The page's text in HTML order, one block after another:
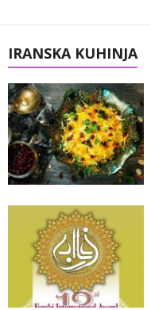
IRANSKA KUHINJA